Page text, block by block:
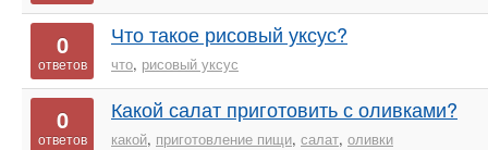
0
ответов
Что такое рисовый уксус?
что, рисовый уксус
0
ответов
Какой салат приготовить с оливками?
какой, приготовление пищи, салат, оливки